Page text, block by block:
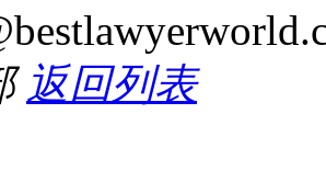
返回列表